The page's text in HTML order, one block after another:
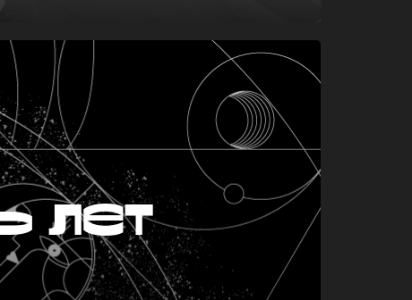
лет